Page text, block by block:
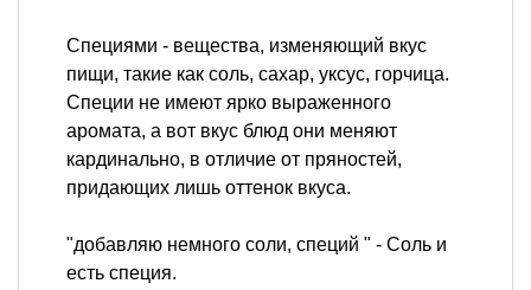
Специями - вещества, изменяющий вкус
пищи, такие как соль, сахар, уксус, горчица.
Специи не имеют ярко выраженного
аромата, а вот вкус блюд они меняют
кардинально, в отличие от пряностей,
придающих лишь оттенок вкуса.
"добавляю немного соли, специй " - Соль и
есть специя.